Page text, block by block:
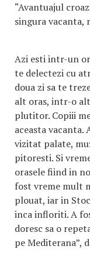
“Avantuajul
singura vacanta,
Azi esti intr-un
te delectezi cu
doua zi sa te
alt oras, intr-o
plutitor. Copiii
aceasta vacanta.
vizitat palate,
pitoresti. Si
orasele fiind in
fost vreme mult
plouat, iar in
inca infloriti. A
doresc sa o
pe Mediterana”,